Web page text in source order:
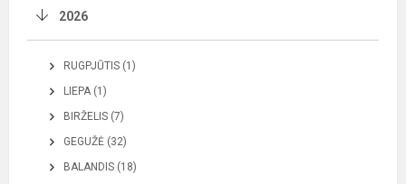
2026
RUGPJŪTIS (1)
LIEPA (1)
BIRŽELIS (7)
GEGUŽĖ (32)
BALANDIS (18)